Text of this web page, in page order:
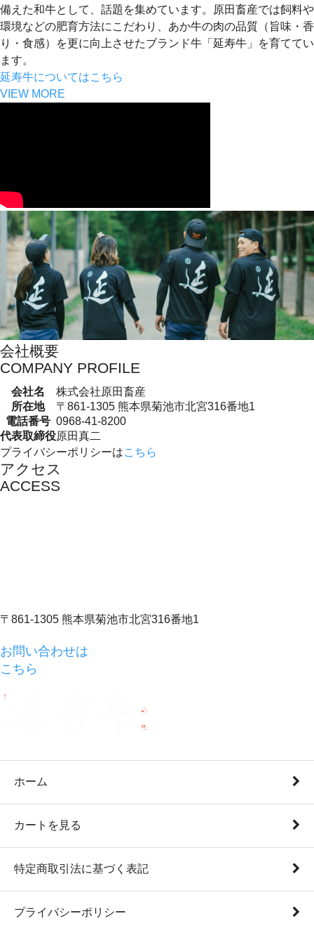
備えた和牛として、話題を集めています。原田畜産では飼料や
環境などの肥育方法にこだわり、あか牛の肉の品質（旨味・香
り・食感）を更に向上させたブランド牛「延寿牛」を育ててい
ます。
延寿牛についてはこちら
VIEW MORE
会社概要
COMPANY PROFILE
会社名
株式会社原田畜産
所在地
〒861-1305 熊本県菊池市北宮316番地1
電話番号 0968-41-8200
代表取締役原田真二
プライバシーポリシーはこちら
アクセス
ACCESS
〒861-1305 熊本県菊池市北宮316番地1
お問い合わせは
こちら
ホーム
カートを見る
特定商取引法に基づく表記
プライバシーポリシー